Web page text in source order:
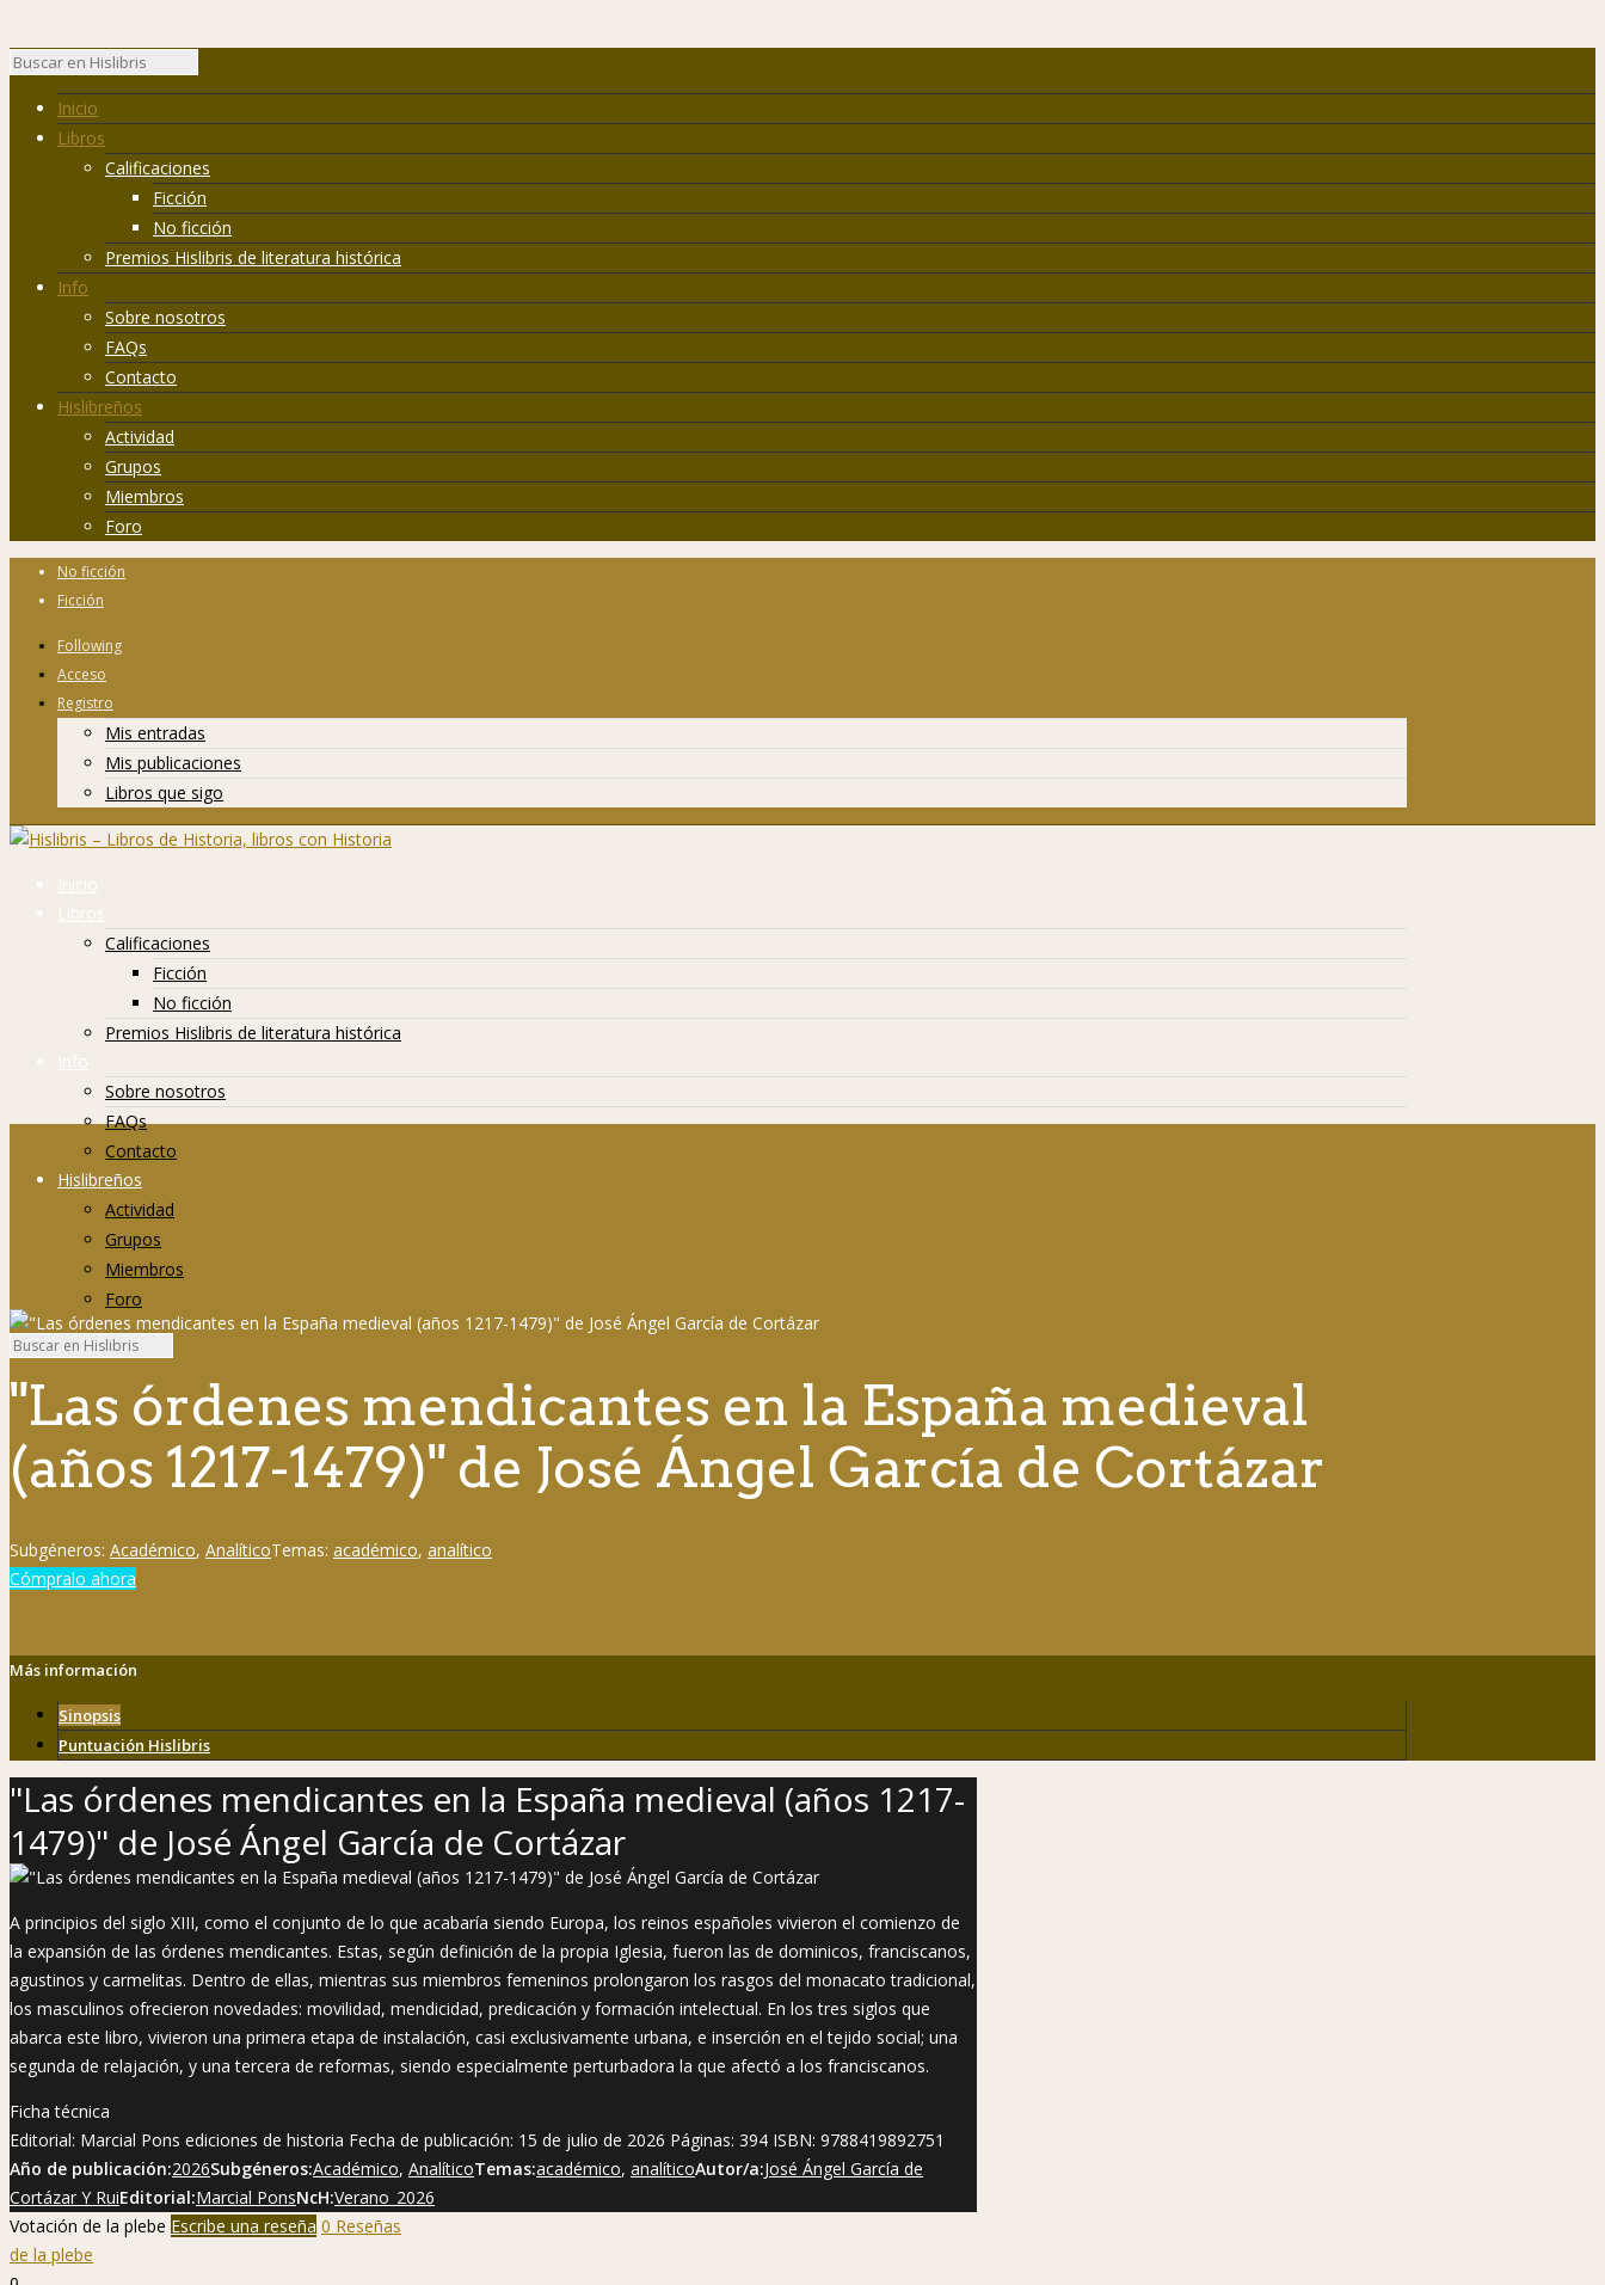
Inicio
Libros
Calificaciones
Ficción
No ficción
Premios Hislibris de literatura histórica
Info
Sobre nosotros
FAQs
Contacto
Hislibreños
Actividad
Grupos
Miembros
Foro
No ficción
Ficción
Following
Acceso
Registro
Mis entradas
Mis publicaciones
Libros que sigo
Inicio
Libros
Calificaciones
Ficción
No ficción
Premios Hislibris de literatura histórica
Info
Sobre nosotros
FAQs
Contacto
Hislibreños
Actividad
Grupos
Miembros
Foro
"Las órdenes mendicantes en la España medieval
(años 1217-1479)" de José Ángel García de Cortázar
Subgéneros: Académico, AnalíticoTemas: académico, analítico
Cómpralo ahora
Más información
Sinopsis
Puntuación Hislibris
"Las órdenes mendicantes en la España medieval (años 1217-
1479)" de José Ángel García de Cortázar
A principios del siglo XIII, como el conjunto de lo que acabaría siendo Europa, los reinos españoles vivieron el comienzo de
la expansión de las órdenes mendicantes. Estas, según definición de la propia Iglesia, fueron las de dominicos, franciscanos,
agustinos y carmelitas. Dentro de ellas, mientras sus miembros femeninos prolongaron los rasgos del monacato tradicional,
los masculinos ofrecieron novedades: movilidad, mendicidad, predicación y formación intelectual. En los tres siglos que
abarca este libro, vivieron una primera etapa de instalación, casi exclusivamente urbana, e inserción en el tejido social; una
segunda de relajación, y una tercera de reformas, siendo especialmente perturbadora la que afectó a los franciscanos.
Ficha técnica
Editorial: Marcial Pons ediciones de historia Fecha de publicación: 15 de julio de 2026 Páginas: 394 ISBN: 9788419892751
Año de publicación:2026Subgéneros:Académico, AnalíticoTemas:académico, analíticoAutor/a:José Ángel García de
Cortázar Y RuiEditorial:Marcial PonsNcH:Verano_2026
Votación de la plebe Escribe una reseña 0 Reseñas
de la plebe